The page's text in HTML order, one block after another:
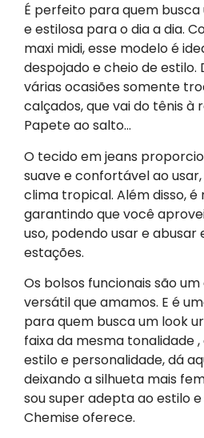
É perfeito para quem
e estilosa para o dia a dia.
maxi midi, esse modelo é
despojado e cheio de estilo.
várias ocasiões somente
calçados, que vai do tênis à
Papete ao salto…
O tecido em jeans
suave e confortável ao
clima tropical. Além disso,
garantindo que você
uso, podendo usar e abusar
estações.
Os bolsos funcionais são
versátil que amamos. E é
para quem busca um look
faixa da mesma tonalidade
estilo e personalidade, dá
deixando a silhueta mais
sou super adepta ao estilo
Chemise oferece.